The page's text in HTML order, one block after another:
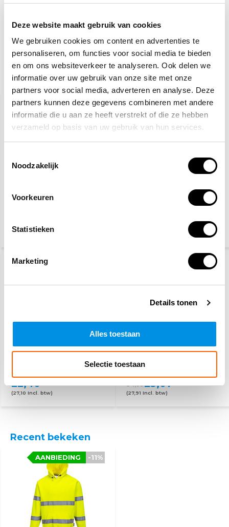
Deze website maakt gebruik van cookies
We gebruiken cookies om content en advertenties te
personaliseren, om functies voor social media te bieden
en om ons websiteverkeer te analyseren. Ook delen we
informatie over uw gebruik van onze site met onze
partners voor social media, adverteren en analyse. Deze
partners kunnen deze gegevens combineren met andere
informatie die u aan ze heeft verstrekt of die ze hebben
verzameld op basis van uw gebruik van hun services.
Noodzakelijk
Voorkeuren
Statistieken
Marketing
Details tonen
Alles toestaan
Selectie toestaan
Gerelateerde producten
visibility
7,70
(9,32 Incl. btw)
Reflecterend regenpak
22,40
(27,10 Incl. btw)
Reflecterende trui geel
34,9523,07
(27,91 Incl. btw)
Recent bekeken
-11%
AANBIEDING